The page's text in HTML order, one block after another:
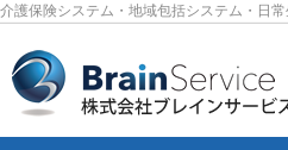
介護保険システム・地域包括システム・日